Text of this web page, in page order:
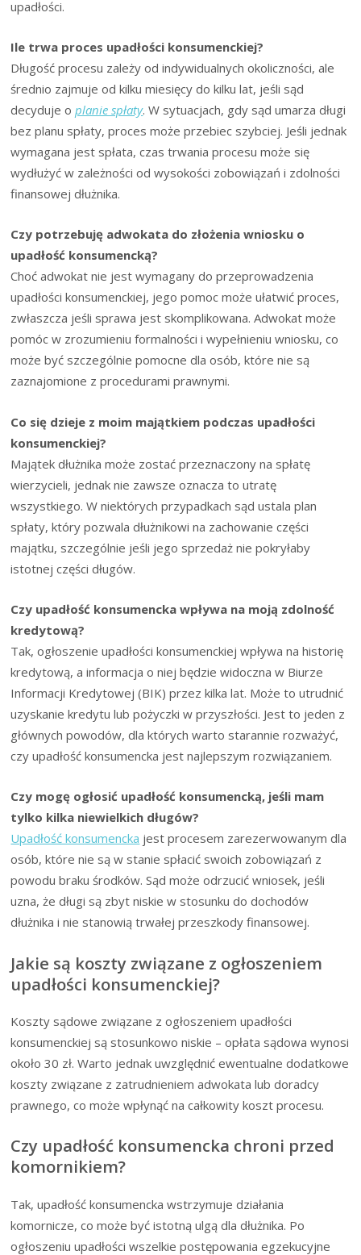
upadłości.
Ile trwa proces upadłości konsumenckiej?
Długość procesu zależy od indywidualnych okoliczności, ale
średnio zajmuje od kilku miesięcy do kilku lat, jeśli sąd
decyduje oplanie spłaty. W sytuacjach, gdy sąd umarza długi
bez planu spłaty, proces może przebiec szybciej. Jeśli jednak
wymagana jest spłata, czas trwania procesu może się
wydłużyć w zależności od wysokości zobowiązań i zdolności
finansowej dłużnika.
Czy potrzebuję adwokata do złożenia wniosku o
upadłość konsumencką?
Choć adwokat nie jest wymagany do przeprowadzenia
upadłości konsumenckiej, jego pomoc może ułatwić proces,
zwłaszcza jeśli sprawa jest skomplikowana. Adwokat może
pomóc w zrozumieniu formalności i wypełnieniu wniosku, co
może być szczególnie pomocne dla osób, które nie są
zaznajomione z procedurami prawnymi.
Co się dzieje z moim majątkiem podczas upadłości
konsumenckiej?
Majątek dłużnika może zostać przeznaczony na spłatę
wierzycieli, jednak nie zawsze oznacza to utratę
wszystkiego. W niektórych przypadkach sąd ustala plan
spłaty, który pozwala dłużnikowi na zachowanie części
majątku, szczególnie jeśli jego sprzedaż nie pokryłaby
istotnej części długów.
Czy upadłość konsumencka wpływa na moją zdolność
kredytową?
Tak, ogłoszenie upadłości konsumenckiej wpływa na historię
kredytową, a informacja o niej będzie widoczna w Biurze
Informacji Kredytowej (BIK) przez kilka lat. Może to utrudnić
uzyskanie kredytu lub pożyczki w przyszłości. Jest to jeden z
głównych powodów, dla których warto starannie rozważyć,
czy upadłość konsumencka jest najlepszym rozwiązaniem.
Czy mogę ogłosić upadłość konsumencką, jeśli mam
tylko kilka niewielkich długów?
Upadłość konsumencka jest procesem zarezerwowanym dla
osób, które nie są w stanie spłacić swoich zobowiązań z
powodu braku środków. Sąd może odrzucić wniosek, jeśli
uzna, że długi są zbyt niskie w stosunku do dochodów
dłużnika i nie stanowią trwałej przeszkody finansowej.
Jakie są koszty związane z ogłoszeniem
upadłości konsumenckiej?
Koszty sądowe związane z ogłoszeniem upadłości
konsumenckiej są stosunkowo niskie – opłata sądowa wynosi
około 30 zł. Warto jednak uwzględnić ewentualne dodatkowe
koszty związane z zatrudnieniem adwokata lub doradcy
prawnego, co może wpłynąć na całkowity koszt procesu.
Czy upadłość konsumencka chroni przed
komornikiem?
Tak, upadłość konsumencka wstrzymuje działania
komornicze, co może być istotną ulgą dla dłużnika. Po
ogłoszeniu upadłości wszelkie postępowania egzekucyjne